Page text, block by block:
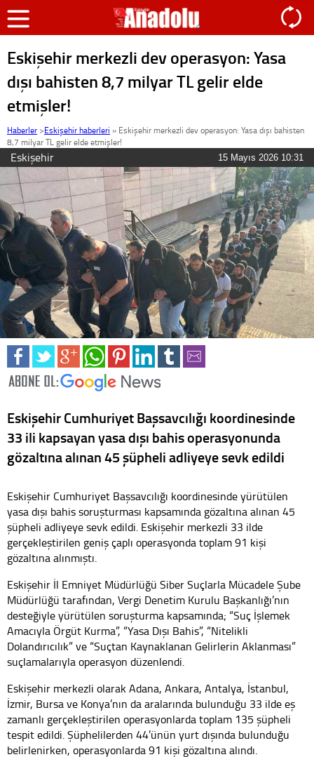
Eskişehir merkezli dev operasyon: Yasa
dışı bahisten 8,7 milyar TL gelir elde
etmişler!
Haberler >Eskişehir haberleri » Eskişehir merkezli dev operasyon: Yasa dışı bahisten
8,7 milyar TL gelir elde etmişler!
Eskişehir 15 Mayıs 2026 10:31
Eskişehir Cumhuriyet Başsavcılığı koordinesinde
33 ili kapsayan yasa dışı bahis operasyonunda
gözaltına alınan 45 şüpheli adliyeye sevk edildi
Eskişehir Cumhuriyet Başsavcılığı koordinesinde yürütülen
yasa dışı bahis soruşturması kapsamında gözaltına alınan 45
şüpheli adliyeye sevk edildi. Eskişehir merkezli 33 ilde
gerçekleştirilen geniş çaplı operasyonda toplam 91 kişi
gözaltına alınmıştı.
Eskişehir İl Emniyet Müdürlüğü Siber Suçlarla Mücadele Şube
Müdürlüğü tarafından, Vergi Denetim Kurulu Başkanlığı’nın
desteğiyle yürütülen soruşturma kapsamında; “Suç İşlemek
Amacıyla Örgüt Kurma”, “Yasa Dışı Bahis”, “Nitelikli
Dolandırıcılık” ve “Suçtan Kaynaklanan Gelirlerin Aklanması”
suçlamalarıyla operasyon düzenlendi.
Eskişehir merkezli olarak Adana, Ankara, Antalya, İstanbul,
İzmir, Bursa ve Konya’nın da aralarında bulunduğu 33 ilde eş
zamanlı gerçekleştirilen operasyonlarda toplam 135 şüpheli
tespit edildi. Şüphelilerden 44’ünün yurt dışında bulunduğu
belirlenirken, operasyonlarda 91 kişi gözaltına alındı.